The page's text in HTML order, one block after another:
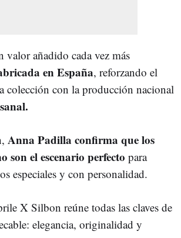
valor añadido cada vez más
en España, reforzando el
colección con la producción nacional
Anna Padilla confirma que los
son el escenario perfecto para
especiales y con personalidad.
X Silbon reúne todas las claves de
elegancia, originalidad y